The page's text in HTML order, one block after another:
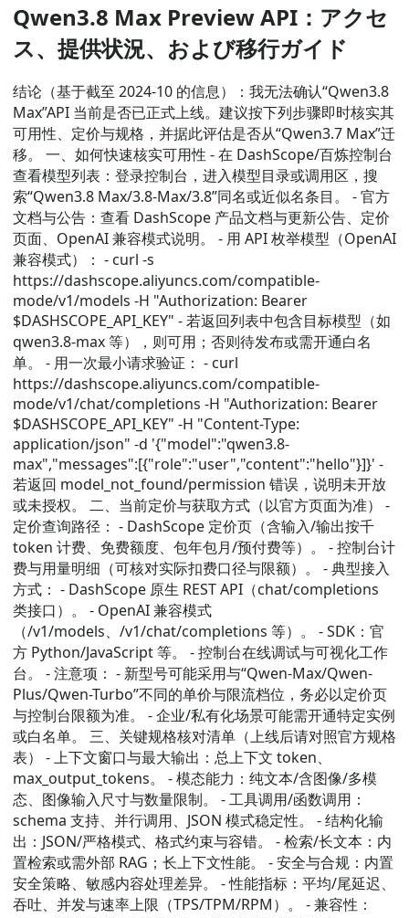
Qwen3.8 Max Preview API：アクセ
ス、提供状況、および移行ガイド
结论（基于截至 2024-10 的信息）：我无法确认“Qwen3.8
Max”API 当前是否已正式上线。建议按下列步骤即时核实其
可用性、定价与规格，并据此评估是否从“Qwen3.7 Max”迁
移。 一、如何快速核实可用性 - 在 DashScope/百炼控制台
查看模型列表：登录控制台，进入模型目录或调用区，搜
索“Qwen3.8 Max/3.8-Max/3.8”同名或近似名条目。 - 官方
文档与公告：查看 DashScope 产品文档与更新公告、定价
页面、OpenAI 兼容模式说明。 - 用 API 枚举模型（OpenAI
兼容模式）： - curl -s
https://dashscope.aliyuncs.com/compatible-
mode/v1/models -H "Authorization: Bearer
$DASHSCOPE_API_KEY" - 若返回列表中包含目标模型（如
qwen3.8-max 等），则可用；否则待发布或需开通白名
单。 - 用一次最小请求验证： - curl
https://dashscope.aliyuncs.com/compatible-
mode/v1/chat/completions -H "Authorization: Bearer
$DASHSCOPE_API_KEY" -H "Content-Type:
application/json" -d '{"model":"qwen3.8-
max","messages":[{"role":"user","content":"hello"}]}' -
若返回 model_not_found/permission 错误，说明未开放
或未授权。 二、当前定价与获取方式（以官方页面为准） -
定价查询路径： - DashScope 定价页（含输入/输出按千
token 计费、免费额度、包年包月/预付费等）。 - 控制台计
费与用量明细（可核对实际扣费口径与限额）。 - 典型接入
方式： - DashScope 原生 REST API（chat/completions
类接口）。 - OpenAI 兼容模式
（/v1/models、/v1/chat/completions 等）。 - SDK：官
方 Python/JavaScript 等。 - 控制台在线调试与可视化工作
台。 - 注意项： - 新型号可能采用与“Qwen-Max/Qwen-
Plus/Qwen-Turbo”不同的单价与限流档位，务必以定价页
与控制台限额为准。 - 企业/私有化场景可能需开通特定实例
或白名单。 三、关键规格核对清单（上线后请对照官方规格
表） - 上下文窗口与最大输出：总上下文 token、
max_output_tokens。 - 模态能力：纯文本/含图像/多模
态、图像输入尺寸与数量限制。 - 工具调用/函数调用：
schema 支持、并行调用、JSON 模式稳定性。 - 结构化输
出：JSON/严格模式、格式约束与容错。 - 检索/长文本：内
置检索或需外部 RAG；长上下文性能。 - 安全与合规：内置
安全策略、敏感内容处理差异。 - 性能指标：平均/尾延迟、
吞吐、并发与速率上限（TPS/TPM/RPM）。 - 兼容性：